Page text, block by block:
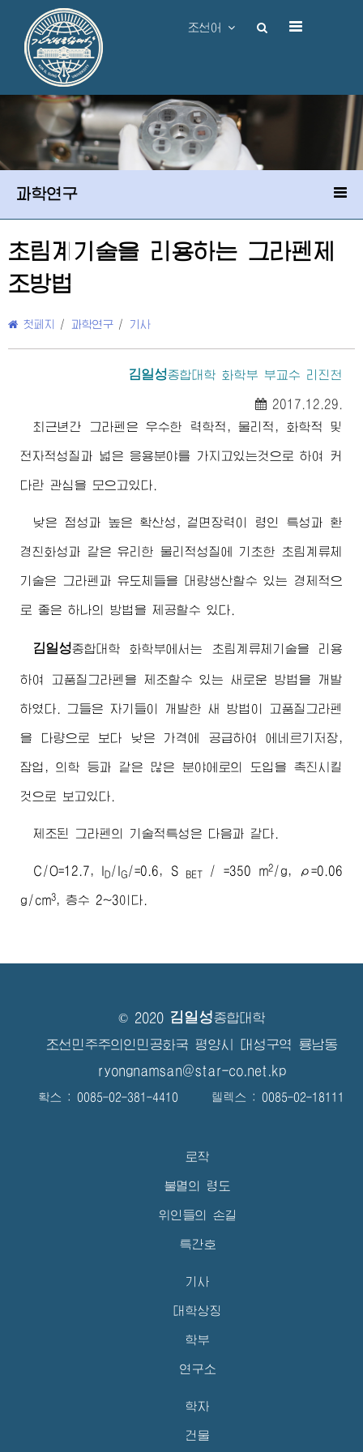
조선어
과학연구
초림계기술을 리용하는 그라펜제
조방법
첫페지 / 과학연구 / 기사
김일성종합대학 화학부 부교수 리진천
2017.12.29.
최근년간 그라펜은 우수한 력학적, 물리적, 화학적 및
전자적성질과 넓은 응용분야를 가지고있는것으로 하여 커
다란 관심을 모으고있다.
낮은 점성과 높은 확산성, 겉면장력이 령인 특성과 환
경친화성과 같은 유리한 물리적성질에 기초한 초림계류체
기술은 그라펜과 유도체들을 대량생산할수 있는 경제적으
로 좋은 하나의 방법을 제공할수 있다.
김일성종합대학 화학부에서는 초림계류체기술을 리용
하여 고품질그라펜을 제조할수 있는 새로운 방법을 개발
하였다. 그들은 자기들이 개발한 새 방법이 고품질그라펜
을 다량으로 보다 낮은 가격에 공급하여 에네르기저장,
잠업, 의학 등과 같은 많은 분야에로의 도입을 촉진시킬
것으로 보고있다.
제조된 그라펜의 기술적특성은 다음과 같다.
C/O=12.7, ID /IG /=0.6, S BET / =350 m2/g, ρ=0.06
g/cm3, 층수 2~3이다.
© 2020 김일성종합대학
조선민주주의인민공화국 평양시 대성구역 룡남동
ryongnamsan@star-co.net.kp
확스 : 0085-02-381-4410 텔렉스 : 0085-02-18111
로작
불멸의 령도
위인들의 손길
특간호
기사
대학상징
학부
연구소
학자
건물